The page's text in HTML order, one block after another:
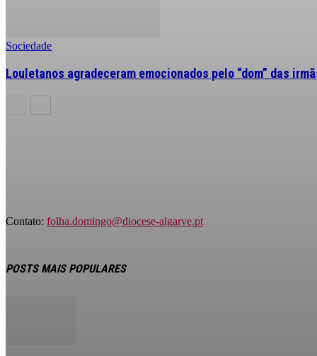
Sociedade
Louletanos agradeceram emocionados pelo “dom” das
Contato: folha.domingo@diocese-algarve.pt
POSTS MAIS POPULARES